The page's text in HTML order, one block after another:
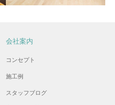
伊賀市 H邸
四季を楽しめる家 名張 新築
工事 店舗 自由設計
会社案内
コンセプト
施工例
スタッフブログ